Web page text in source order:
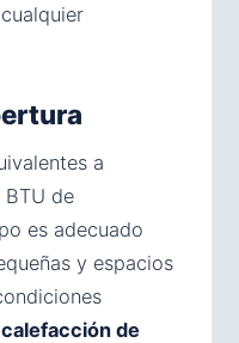
a
BTU de
es adecuado
y espacios
de